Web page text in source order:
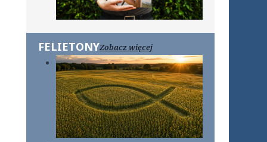
FELIETONYZobacz więcej